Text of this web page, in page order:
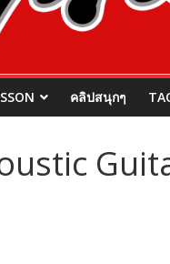
คลิปสนุกๆ